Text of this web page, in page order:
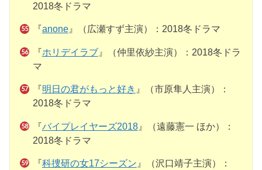
2018冬ドラマ
『anone』（広瀬すず主演）：2018冬ドラマ
『ホリデイラブ』（仲里依紗主演）：2018冬ドラ
マ
『明日の君がもっと好き 』（市原隼人主演）：
2018冬ドラマ
『バイプレイヤーズ2018』（遠藤憲一 ほか）：
2018冬ドラマ
『科捜研の女17シーズン 』（沢口靖子主演）：